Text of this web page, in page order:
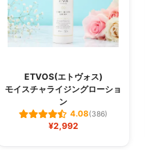
ETVOS(エトヴォス)
モイスチャライジングローショ
ン
4.08(386)
¥2,992